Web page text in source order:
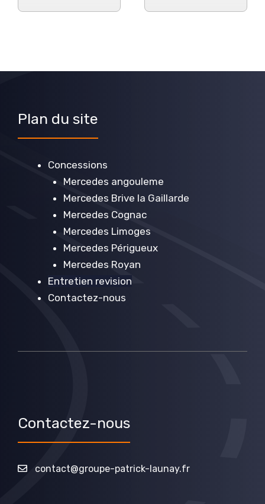
Plan du site
Concessions
Mercedes angouleme
Mercedes Brive la Gaillarde
Mercedes Cognac
Mercedes Limoges
Mercedes Périgueux
Mercedes Royan
Entretien revision
Contactez-nous
Contactez-nous
contact@groupe-patrick-launay.fr